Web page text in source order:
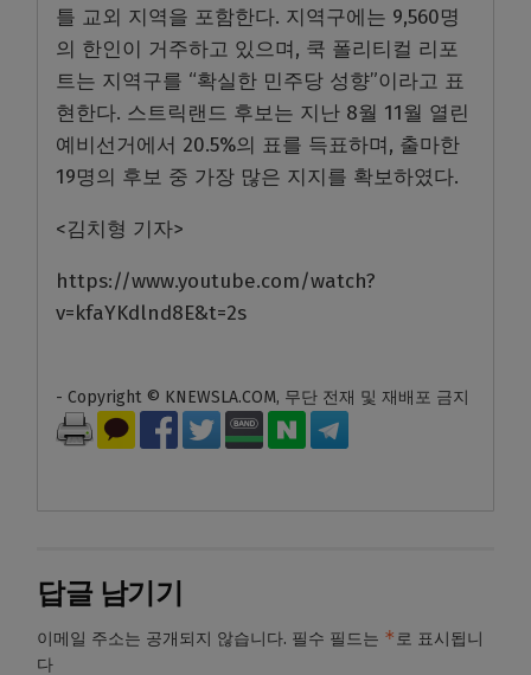
틀 교외 지역을 포함한다. 지역구에는 9,560명
의 한인이 거주하고 있으며, 쿡 폴리티컬 리포
트는 지역구를 “확실한 민주당 성향”이라고 표
현한다. 스트릭랜드 후보는 지난 8월 11월 열린
예비선거에서 20.5%의 표를 득표하며, 출마한
19명의 후보 중 가장 많은 지지를 확보하였다.
<김치형 기자>
https://www.youtube.com/watch?
v=kfaYKdlnd8E&t=2s
- Copyright © KNEWSLA.COM, 무단 전재 및 재배포 금지
답글 남기기
이메일 주소는 공개되지 않습니다. 필수 필드는 *로 표시됩니
다